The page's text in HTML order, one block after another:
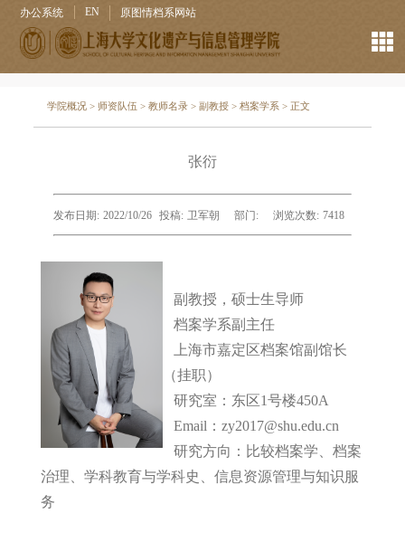
办公系统 EN 原图情档系网站
学院概况 > 师资队伍 >教师名录 >副教授 >档案学系 > 正文
张衍
发布日期: 2022/10/26 投稿: 卫军朝 部门: 浏览次数: 7418
副教授，硕士生导师
档案学系副主任
上海市嘉定区档案馆副馆长
（挂职）
研究室：东区1号楼450A
Email：zy2017@shu.edu.cn
研究方向：比较档案学、档案
治理、学科教育与学科史、信息资源管理与知识服
务